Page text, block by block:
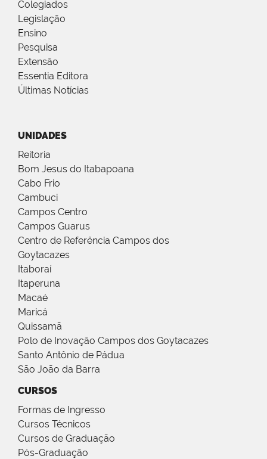
Colegiados
Legislação
Ensino
Pesquisa
Extensão
Essentia Editora
Últimas Notícias
UNIDADES
Reitoria
Bom Jesus do Itabapoana
Cabo Frio
Cambuci
Campos Centro
Campos Guarus
Centro de Referência Campos dos
Goytacazes
Itaboraí
Itaperuna
Macaé
Maricá
Quissamã
Polo de Inovação Campos dos Goytacazes
Santo Antônio de Pádua
São João da Barra
CURSOS
Formas de Ingresso
Cursos Técnicos
Cursos de Graduação
Pós-Graduação